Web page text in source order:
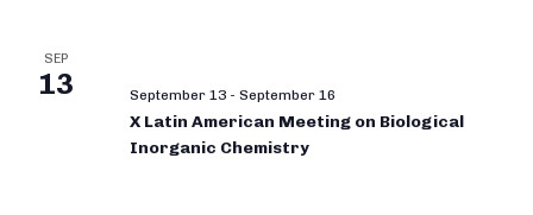
SEP
13 September 13 - September 16
X Latin American Meeting on Biological
Inorganic Chemistry